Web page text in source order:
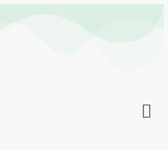
navigation